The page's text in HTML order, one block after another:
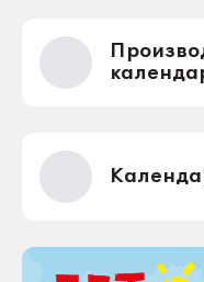
сведениями.
субъектов ПД
нарушения их прав
оператору для